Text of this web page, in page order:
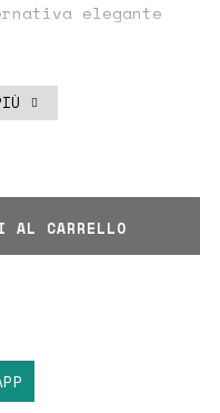
elegante
con stile alle
facilmente con
look sofisticato,
per un outfit
AL CARRELLO